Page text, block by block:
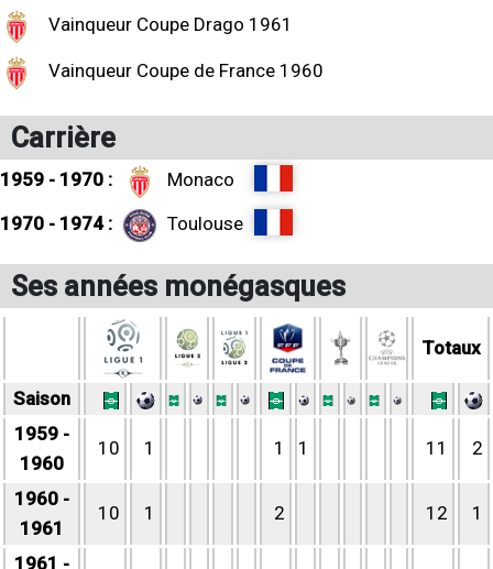
Vainqueur Coupe Drago 1961
Vainqueur Coupe de France 1960
Carrière
1959 - 1970 :
Monaco
1970 - 1974 :
Toulouse
Ses années monégasques
Totaux
Saison
1959 -
1960
10 1 1 1 11 2
1960 -
1961
10 1 2 12 1
1961 -